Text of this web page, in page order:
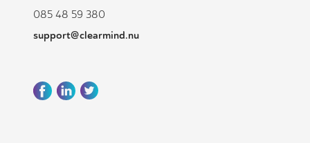
085 48 59 380
support@clearmind.nu